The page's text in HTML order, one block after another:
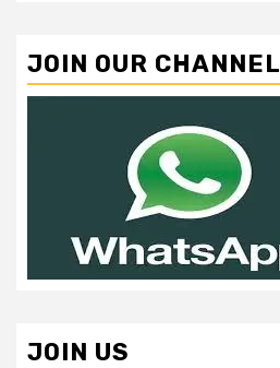
JOIN OUR CHANNEL
JOIN US